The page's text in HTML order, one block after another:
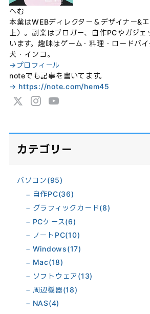
へむ
本業はWEBディレクター＆デザイナー&
上）。副業はブロガー、自作PCやガジェ
います。趣味はゲーム・料理・ロードバイ
犬・インコ。
→プロフィール
noteでも記事を書いてます。
→ https://note.com/hem45
カテゴリー
パソコン(95)
自作PC(36)
グラフィックカード(8)
PCケース(6)
ノートPC(10)
Windows(17)
Mac(18)
ソフトウェア (13)
周辺機器(18)
NAS(4)